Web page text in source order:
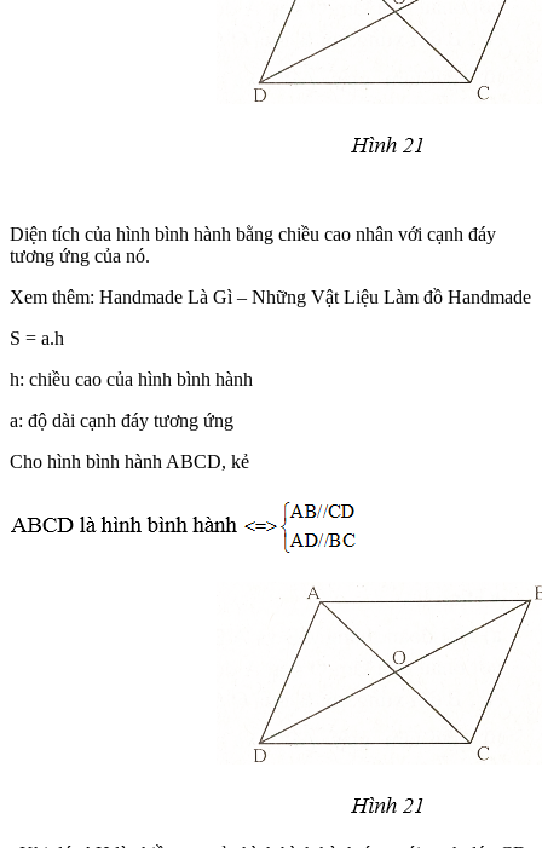
Diện tích của hình bình hành bằng chiều cao nhân với cạnh đáy
tương ứng của nó.
Xem thêm: Handmade Là Gì – Những Vật Liệu Làm đồ Handmade
S = a.h
h: chiều cao của hình bình hành
a: độ dài cạnh đáy tương ứng
Cho hình bình hành ABCD, kẻ